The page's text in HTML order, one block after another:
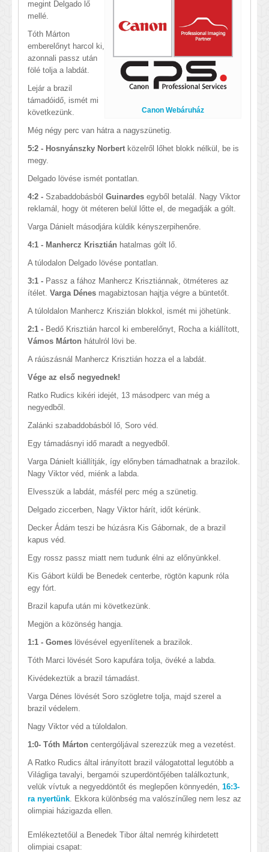
Canon Webáruház
megint Delgado lő
mellé.
Tóth Márton
emberelőnyt harcol ki,
azonnali passz után
fölé tolja a labdát.
Lejár a brazil
támadóidő, ismét mi
következünk.
Még négy perc van hátra a nagyszünetig.
5:2 - Hosnyánszky Norbert közelről lőhet blokk nélkül, be is
megy.
Delgado lövése ismét pontatlan.
4:2 - Szabaddobásból Guinardes egyből betalál. Nagy Viktor
reklamál, hogy öt méteren belül lőtte el, de megadják a gólt.
Varga Dánielt másodjára küldik kényszerpihenőre.
4:1 - Manhercz Krisztián hatalmas gólt lő.
A túlodalon Delgado lövése pontatlan.
3:1 - Passz a fához Manhercz Krisztiánnak, ötméteres az
ítélet. Varga Dénes magabiztosan hajtja végre a büntetőt.
A túloldalon Manhercz Kriszián blokkol, ismét mi jöhetünk.
2:1 - Bedő Krisztián harcol ki emberelőnyt, Rocha a kiállított,
Vámos Márton hátulról lövi be.
A ráúszásnál Manhercz Krisztián hozza el a labdát.
Vége az első negyednek!
Ratko Rudics kikéri idejét, 13 másodperc van még a
negyedből.
Zalánki szabaddobásból lő, Soro véd.
Egy támadásnyi idő maradt a negyedből.
Varga Dánielt kiállítják, így előnyben támadhatnak a brazilok.
Nagy Viktor véd, miénk a labda.
Elvesszük a labdát, másfél perc még a szünetig.
Delgado ziccerben, Nagy Viktor hárít, időt kérünk.
Decker Ádám teszi be húzásra Kis Gábornak, de a brazil
kapus véd.
Egy rossz passz miatt nem tudunk élni az előnyünkkel.
Kis Gábort küldi be Benedek centerbe, rögtön kapunk róla
egy fórt.
Brazil kapufa után mi következünk.
Megjön a közönség hangja.
1:1 - Gomes lövésével egyenlítenek a brazilok.
Tóth Marci lövését Soro kapufára tolja, övéké a labda.
Kivédekeztük a brazil támadást.
Varga Dénes lövését Soro szögletre tolja, majd szerel a
brazil védelem.
Nagy Viktor véd a túloldalon.
1:0- Tóth Márton centergóljával szerezzük meg a vezetést.
A Ratko Rudics által irányított brazil válogatottal legutóbb a
Világliga tavalyi, bergamói szuperdöntőjében találkoztunk,
velük vívtuk a negyeddöntőt és meglepően könnyedén, 16:3-
ra nyertünk . Ekkora különbség ma valószínűleg nem lesz az
olimpiai házigazda ellen.
Emlékeztetőül a Benedek Tibor által nemrég kihirdetett
olimpiai csapat: